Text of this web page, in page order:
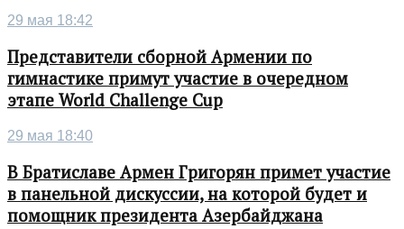
29 мая 18:42
Представители сборной Армении по
гимнастике примут участие в очередном
этапе World Challenge Cup
29 мая 18:40
В Братиславе Армен Григорян примет участие
в панельной дискуссии, на которой будет и
помощник президента Азербайджана